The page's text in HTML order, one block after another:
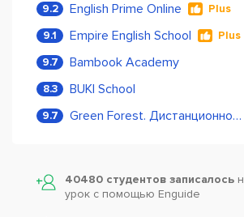
9.2 English Prime Online Plus
9.1 Empire English School Plus
9.7 Bambook Academy
8.3 BUKI School
9.7 Green Forest. Дистанционное обучение
40480 студентов записалось
урок с помощью Enguide